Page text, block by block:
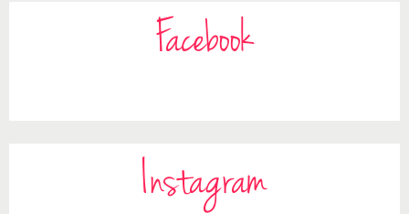
Facebook
Instagram